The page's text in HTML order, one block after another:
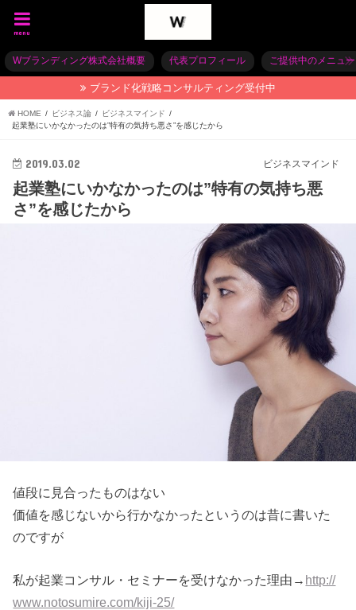
menu
Wブランディング株式会社概要 代表プロフィール ご提供中のメニュー
ブランド化戦略コンサルティング受付中
HOME ビジネス論
ビジネスマインド
起業塾にいかなかったのは”特有の気持ち悪さ”を感じたから
ビジネスマインド
2019.03.02
起業塾にいかなかったのは”特有の気持ち悪
さ”を感じたから
値段に見合ったものはない
価値を感じないから行かなかったというのは昔に書いた
のですが
私が起業コンサル・セミナーを受けなかった理由→ http://
www.notosumire.com/kiji-25/